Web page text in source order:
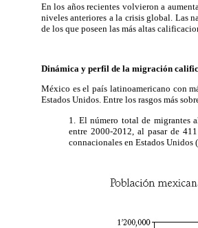
En los años recientes volvieron a
niveles anteriores a la crisis global. Las
de los que poseen las más altas
Dinámica y perfil de la migración
México es el país latinoamericano con
Estados Unidos. Entre los rasgos más
1. El número total de migrantes
entre 2000-2012, al pasar de
connacionales en Estados Unidos